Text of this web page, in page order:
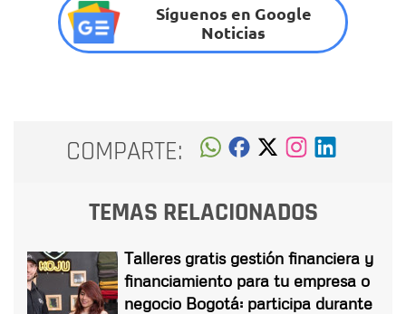
Síguenos en Google
Noticias
COMPARTE:
TEMAS RELACIONADOS
Talleres gratis gestión financiera y
financiamiento para tu empresa o
negocio Bogotá: participa durante